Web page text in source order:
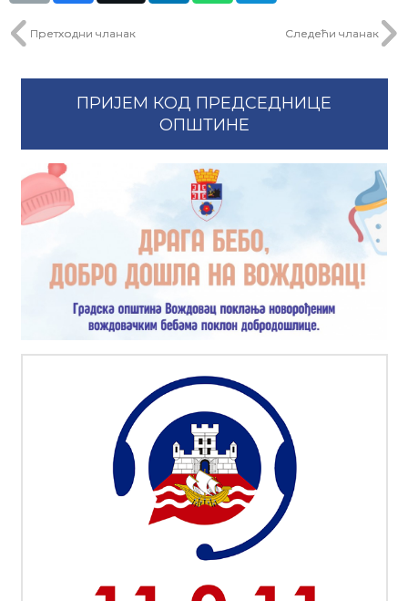
Претходни чланак Следећи чланак
ПРИЈЕМ КОД ПРЕДСЕДНИЦЕ
ОПШТИНЕ